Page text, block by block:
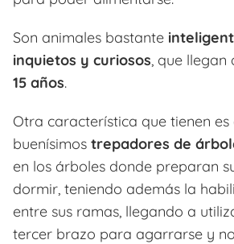
Son animales bastante
inquietos y curiosos , que
15 años.
Otra característica que tienen es
buenísimos trepadores de
en los árboles donde preparan
dormir, teniendo además la
entre sus ramas, llegando a
tercer brazo para agarrarse y